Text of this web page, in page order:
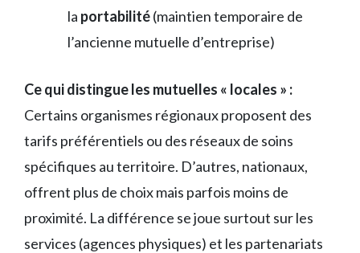
la portabilité(maintien temporaire de
l’ancienne mutuelle d’entreprise)
Ce qui distingue les mutuelles « locales » :
Certains organismes régionaux proposent des
tarifs préférentiels ou des réseaux de soins
spécifiques au territoire. D’autres, nationaux,
offrent plus de choix mais parfois moins de
proximité. La différence se joue surtout sur les
services (agences physiques) et les partenariats